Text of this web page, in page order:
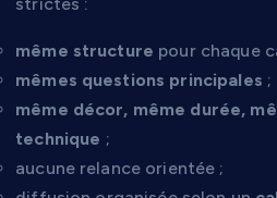
même structure pour chaque
mêmes questions principales ;
même décor, même durée,
technique ;
aucune relance orientée ;